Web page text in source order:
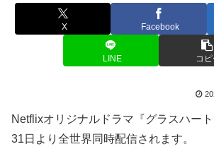
X Facebook
LINE コピ
Netflixオリジナルドラマ『グラスハー
31日より全世界同時配信されます。